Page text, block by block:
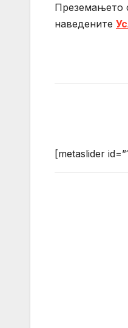
Преземањето
нaведените
[metaslider